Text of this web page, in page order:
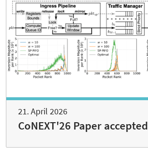
21. April 2026
CoNEXT'26 Paper accepted